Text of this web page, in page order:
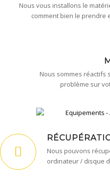
Nous vous installons le
comment bien le prendre
Nous sommes réactifs
problème sur
Nous pouvons
ordinateur / disque